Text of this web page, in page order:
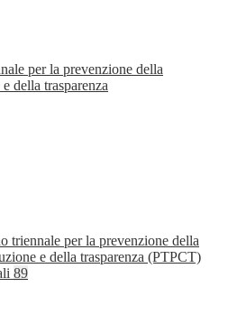
per la prevenzione della
della trasparenza
triennale per la prevenzione della
e della trasparenza (PTPCT)
89